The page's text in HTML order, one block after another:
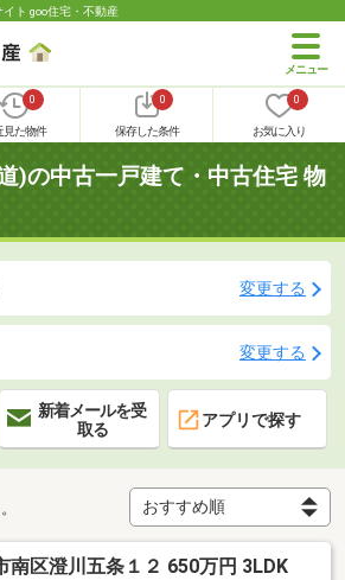
ト goo住宅・不動産
0
見た物件
0
保存した条件
0
お気に入り
)の中古一戸建て・中古住宅 物
変更する
変更する
新着メールを受
取る
アプリで探す
南区澄川五条１２ 650万円 3LDK